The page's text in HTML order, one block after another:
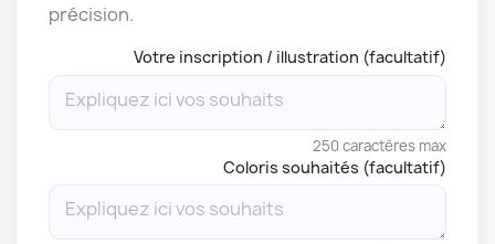
précision.
Votre inscription / illustration (facultatif)
250 caractères max
Coloris souhaités (facultatif)